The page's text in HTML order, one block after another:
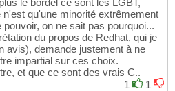
qu'une minorité extrêmement
on ne sait pas pourquoi...
du propos de Redhat, qui je
avis), demande justement à ne
impartial sur ces choix.
et que ce sont des vrais C..
1
1